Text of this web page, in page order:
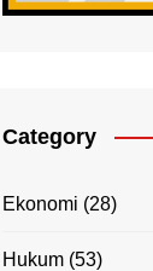
Category
Ekonomi (28)
Hukum (53)